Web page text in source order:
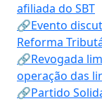
afiliada do SBT
🔗Evento
Reforma
🔗Revogada
operação das
🔗Partido